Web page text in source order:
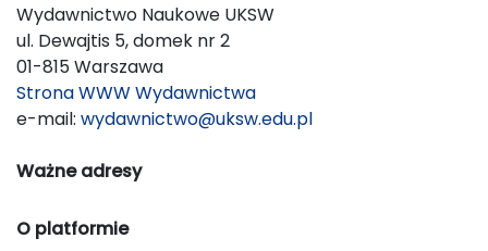
Wydawnictwo Naukowe UKSW
ul. Dewajtis 5, domek nr 2
01-815 Warszawa
Strona WWW Wydawnictwa
e-mail: wydawnictwo@uksw.edu.pl
Ważne adresy
O platformie